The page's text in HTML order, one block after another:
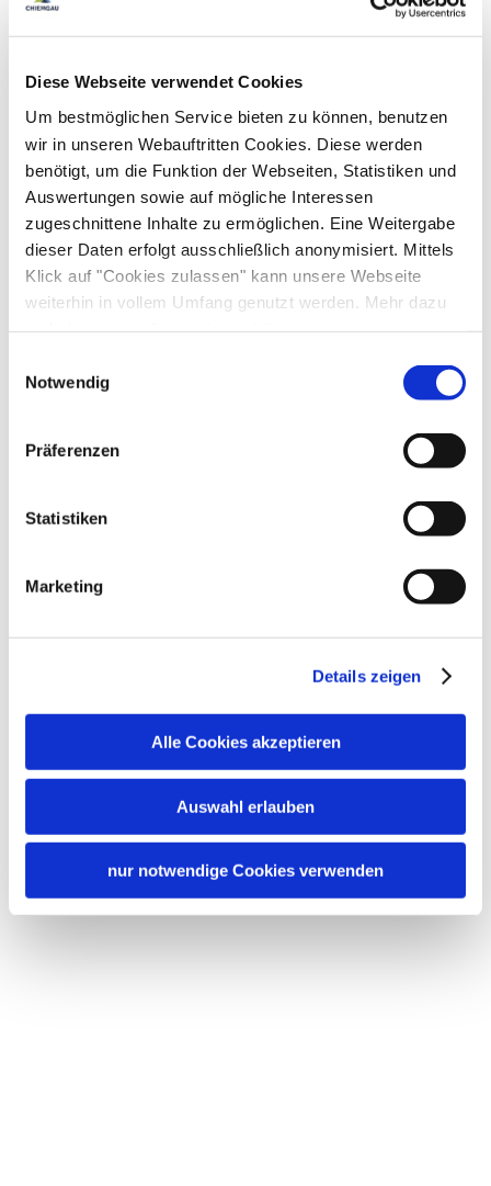
Diese Webseite verwendet Cookies
Um bestmöglichen Service bieten zu können, benutzen
wir in unseren Webauftritten Cookies. Diese werden
benötigt, um die Funktion der Webseiten, Statistiken und
Auswertungen sowie auf mögliche Interessen
zugeschnittene Inhalte zu ermöglichen. Eine Weitergabe
dieser Daten erfolgt ausschließlich anonymisiert. Mittels
Klick auf "Cookies zulassen" kann unsere Webseite
weiterhin in vollem Umfang genutzt werden. Mehr dazu
steht in unserer Datenschutzerklärung.
gelistet.
Notwendig
Präferenzen
Statistiken
Marketing
Details zeigen
Alle Cookies akzeptieren
Auswahl erlauben
nur notwendige Cookies verwenden